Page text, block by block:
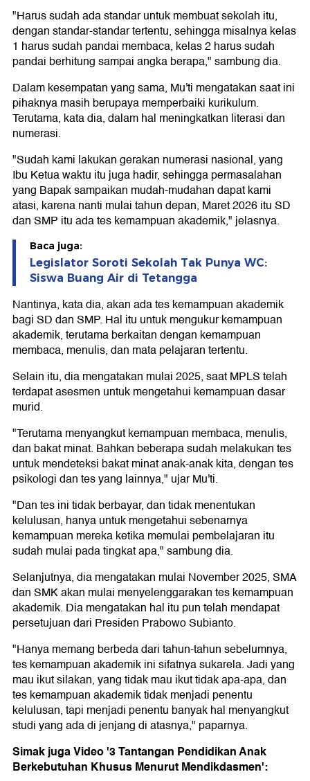
"Harus sudah ada standar untuk membuat sekolah itu,
dengan standar-standar tertentu, sehingga misalnya kelas
1 harus sudah pandai membaca, kelas 2 harus sudah
pandai berhitung sampai angka berapa," sambung dia.
Dalam kesempatan yang sama, Mu'ti mengatakan saat ini
pihaknya masih berupaya memperbaiki kurikulum.
Terutama, kata dia, dalam hal meningkatkan literasi dan
numerasi.
"Sudah kami lakukan gerakan numerasi nasional, yang
Ibu Ketua waktu itu juga hadir, sehingga permasalahan
yang Bapak sampaikan mudah-mudahan dapat kami
atasi, karena nanti mulai tahun depan, Maret 2026 itu SD
dan SMP itu ada tes kemampuan akademik," jelasnya.
Baca juga:
Legislator Soroti Sekolah Tak Punya WC:
Siswa Buang Air di Tetangga
Nantinya, kata dia, akan ada tes kemampuan akademik
bagi SD dan SMP. Hal itu untuk mengukur kemampuan
akademik, terutama berkaitan dengan kemampuan
membaca, menulis, dan mata pelajaran tertentu.
Selain itu, dia mengatakan mulai 2025, saat MPLS telah
terdapat asesmen untuk mengetahui kemampuan dasar
murid.
"Terutama menyangkut kemampuan membaca, menulis,
dan bakat minat. Bahkan beberapa sudah melakukan tes
untuk mendeteksi bakat minat anak-anak kita, dengan tes
psikologi dan tes yang lainnya," ujar Mu'ti.
"Dan tes ini tidak berbayar, dan tidak menentukan
kelulusan, hanya untuk mengetahui sebenarnya
kemampuan mereka ketika memulai pembelajaran itu
sudah mulai pada tingkat apa," sambung dia.
Selanjutnya, dia mengatakan mulai November 2025, SMA
dan SMK akan mulai menyelenggarakan tes kemampuan
akademik. Dia mengatakan hal itu pun telah mendapat
persetujuan dari Presiden Prabowo Subianto.
"Hanya memang berbeda dari tahun-tahun sebelumnya,
tes kemampuan akademik ini sifatnya sukarela. Jadi yang
mau ikut silakan, yang tidak mau ikut tidak apa-apa, dan
tes kemampuan akademik tidak menjadi penentu
kelulusan, tapi menjadi penentu banyak hal menyangkut
studi yang ada di jenjang di atasnya," paparnya.
Simak juga Video '3 Tantangan Pendidikan Anak
Berkebutuhan Khusus Menurut Mendikdasmen':